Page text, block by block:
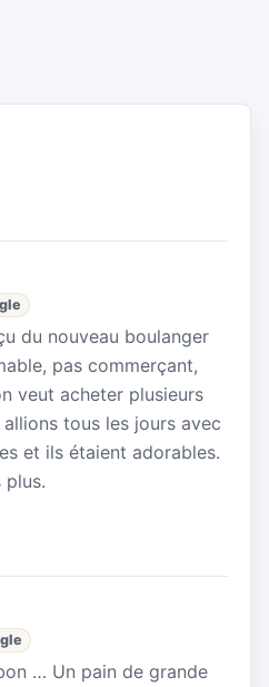
du nouveau boulanger
pas commerçant,
veut acheter plusieurs
tous les jours avec
et ils étaient adorables.
plus.
… Un pain de grande